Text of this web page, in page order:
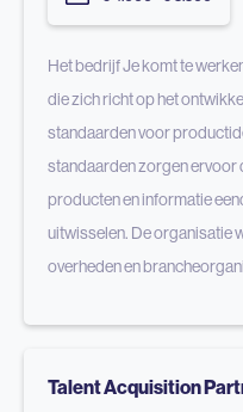
Het bedrijf Je komt te
die zich richt op het
standaarden voor
standaarden zorgen ervoor
producten en informatie
uitwisselen. De organisatie
overheden en
Talent Acquisition